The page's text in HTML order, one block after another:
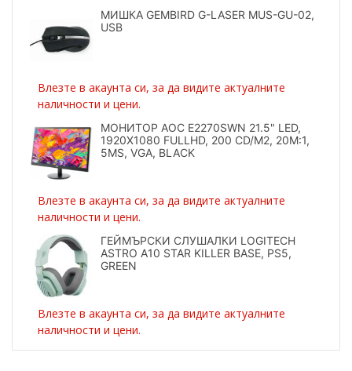
МИШКА GEMBIRD G-LASER MUS-GU-02,
USB
Влезте в акаунта си, за да видите актуалните
наличности и цени.
МОНИТОР AOC E2270SWN 21.5" LED,
1920X1080 FULLHD, 200 CD/M2, 20M:1,
5MS, VGA, BLACK
Влезте в акаунта си, за да видите актуалните
наличности и цени.
ГЕЙМЪРСКИ СЛУШАЛКИ LOGITECH
ASTRO A10 STAR KILLER BASE, PS5,
GREEN
Влезте в акаунта си, за да видите актуалните
наличности и цени.